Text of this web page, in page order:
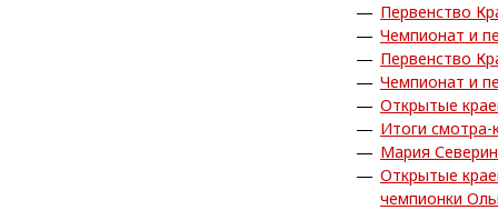
Первенство
Чемпионат и
Первенство
Чемпионат и
Открытые
Итоги смотра-
Мария
Открытые
чемпионки